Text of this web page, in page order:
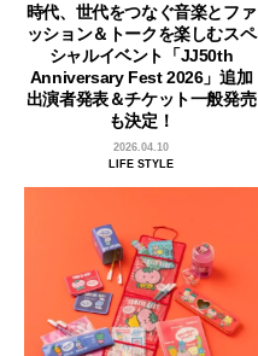
時代、世代をつなぐ音楽とファ
ッション＆トークを楽しむスペ
シャルイベント「JJ50th
Anniversary Fest 2026」追加
出演者発表＆チケット一般発売
も決定！
2026.04.10
LIFE STYLE